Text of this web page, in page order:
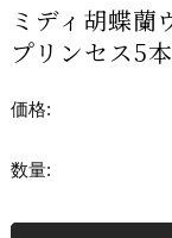
ミディ胡蝶
プリンセス5
価格:
数量: